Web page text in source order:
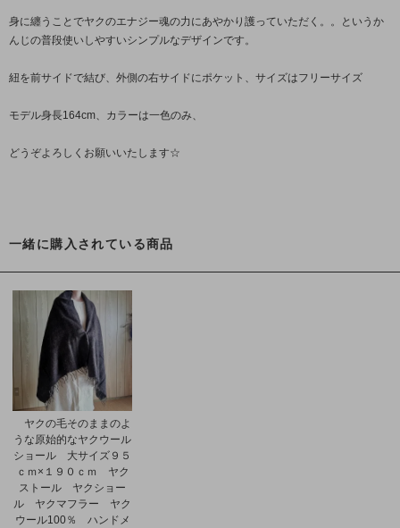
身に纏うことでヤクのエナジー魂の力にあやかり護っていただく。。というか
んじの普段使いしやすいシンプルなデザインです。
紐を前サイドで結び、外側の右サイドにポケット、サイズはフリーサイズ
モデル身長164cm、カラーは一色のみ、
どうぞよろしくお願いいたします☆
一緒に購入されている商品
ヤクの毛そのままのよ
うな原始的なヤクウール
ショール 大サイズ９５
ｃｍ×１９０ｃｍ ヤク
ストール ヤクショー
ル ヤクマフラー ヤク
ウール100％ ハンドメ